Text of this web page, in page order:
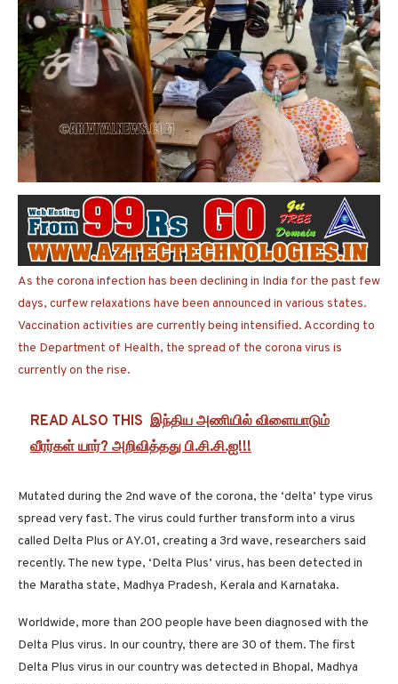
As the corona infection has been declining in India for the past few
days, curfew relaxations have been announced in various states.
Vaccination activities are currently being intensified. According to
the Department of Health, the spread of the corona virus is
currently on the rise.
READ ALSO THIS இந்திய அணியில் விளையாடும்
வீரர்கள் யார்? அறிவித்தது பி.சி.சி.ஐ!!!
Mutated during the 2nd wave of the corona, the ‘delta’ type virus
spread very fast. The virus could further transform into a virus
called Delta Plus or AY.01, creating a 3rd wave, researchers said
recently. The new type, ‘Delta Plus’ virus, has been detected in
the Maratha state, Madhya Pradesh, Kerala and Karnataka.
Worldwide, more than 200 people have been diagnosed with the
Delta Plus virus. In our country, there are 30 of them. The first
Delta Plus virus in our country was detected in Bhopal, Madhya